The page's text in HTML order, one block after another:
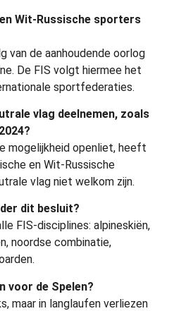
Wit-Russische sporters
van de aanhoudende oorlog
De FIS volgt hiermee het
sportfederaties.
vlag deelnemen, zoals
mogelijkheid openliet, heeft
en Wit-Russische
vlag niet welkom zijn.
dit besluit?
FIS-disciplines: alpineskiën,
noordse combinatie,
voor de Spelen?
maar in langlaufen verliezen